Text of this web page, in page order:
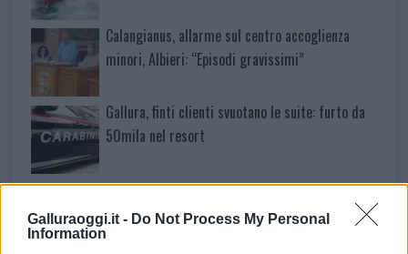
Galluraoggi.it - Do Not Process My Personal
Information
Calangianus, allarme sul centro accoglienza
minori, Albieri: “Episodi gravissimi”
Gallura, finti clienti svuotano le suite: furto da
50mila nel resort
Meteo Olbia 7 agosto, sole e caldo tornano
protagonisti